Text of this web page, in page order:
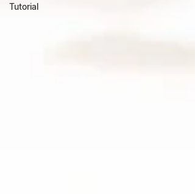
Tutorial